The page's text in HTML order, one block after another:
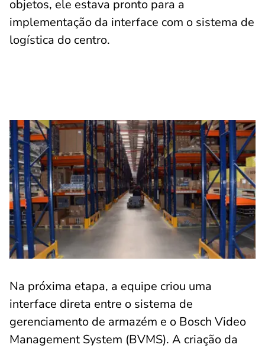
objetos, ele estava pronto para a
implementação da interface com o sistema de
logística do centro.
Na próxima etapa, a equipe criou uma
interface direta entre o sistema de
gerenciamento de armazém e o Bosch Video
Management System (BVMS). A criação da